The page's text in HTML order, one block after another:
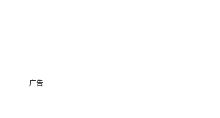
广告